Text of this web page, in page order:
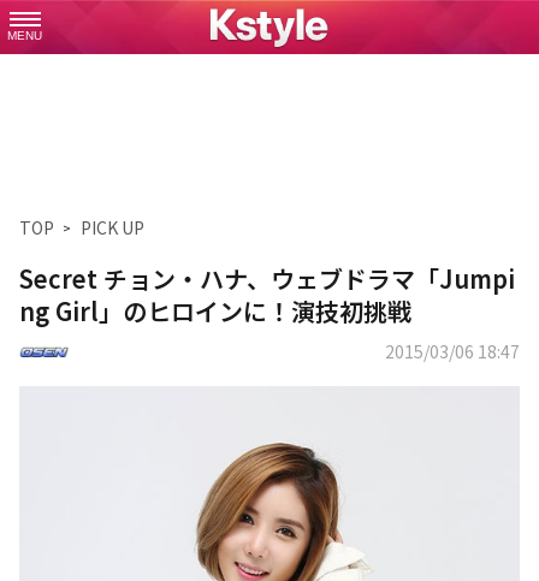
MENU
TOP PICK UP
Secret チョン・ハナ、ウェブドラマ「Jumpi
ng Girl」のヒロインに！演技初挑戦
2015/03/06 18:47